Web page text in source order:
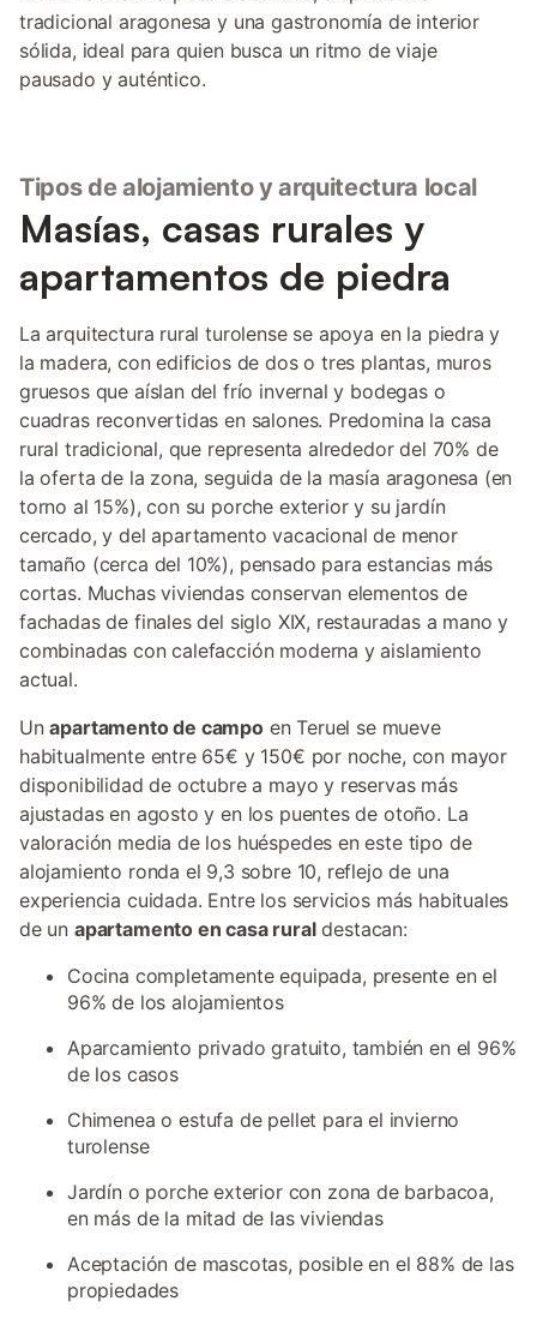
tradicional aragonesa y una gastronomía de interior
sólida, ideal para quien busca un ritmo de viaje
pausado y auténtico.
Tipos de alojamiento y arquitectura local
Masías, casas rurales y
apartamentos de piedra
La arquitectura rural turolense se apoya en la piedra y
la madera, con edificios de dos o tres plantas, muros
gruesos que aíslan del frío invernal y bodegas o
cuadras reconvertidas en salones. Predomina la casa
rural tradicional, que representa alrededor del 70% de
la oferta de la zona, seguida de la masía aragonesa (en
torno al 15%), con su porche exterior y su jardín
cercado, y del apartamento vacacional de menor
tamaño (cerca del 10%), pensado para estancias más
cortas. Muchas viviendas conservan elementos de
fachadas de finales del siglo XIX, restauradas a mano y
combinadas con calefacción moderna y aislamiento
actual.
Unapartamento de campoen Teruel se mueve
habitualmente entre 65€ y 150€ por noche, con mayor
disponibilidad de octubre a mayo y reservas más
ajustadas en agosto y en los puentes de otoño. La
valoración media de los huéspedes en este tipo de
alojamiento ronda el 9,3 sobre 10, reflejo de una
experiencia cuidada. Entre los servicios más habituales
de un apartamento en casa ruraldestacan:
Cocina completamente equipada, presente en el
96% de los alojamientos
Aparcamiento privado gratuito, también en el 96%
de los casos
Chimenea o estufa de pellet para el invierno
turolense
Jardín o porche exterior con zona de barbacoa,
en más de la mitad de las viviendas
Aceptación de mascotas, posible en el 88% de las
propiedades